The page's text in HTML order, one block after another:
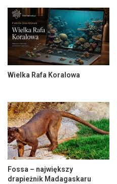
Wielka Rafa Koralowa
Fossa – największy
drapieżnik Madagaskaru